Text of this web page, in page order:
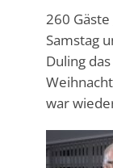
260
Samstag
Duling
war